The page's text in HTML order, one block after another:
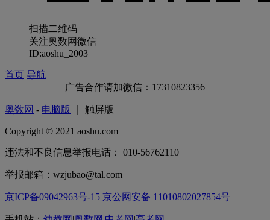
扫描二维码
关注奥数网微信
ID:aoshu_2003
首页 导航
广告合作请加微信：17310823356
奥数网 - 电脑版 ｜ 触屏版
Copyright © 2021 aoshu.com
违法和不良信息举报电话： 010-56762110
举报邮箱：wzjubao@tal.com
京ICP备09042963号-15 京公网安备 11010802027854号